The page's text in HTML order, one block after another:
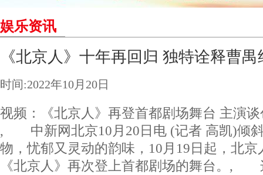
娱乐资讯
《北京人》十年再回归 独特诠释曹禺
时间:2022年10月20日
视频：《北京人》再登首都剧场舞台 主演
, 中新网北京10月20日电 (记者 高凯)倾
物，忧郁又灵动的韵味，10月19日起，北
《北京人》再次登上首都剧场的舞台。,